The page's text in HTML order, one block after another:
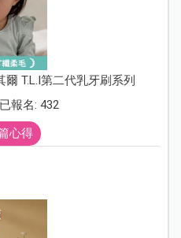
爾 T.L.I第二代乳牙刷系列
報名: 432
心得